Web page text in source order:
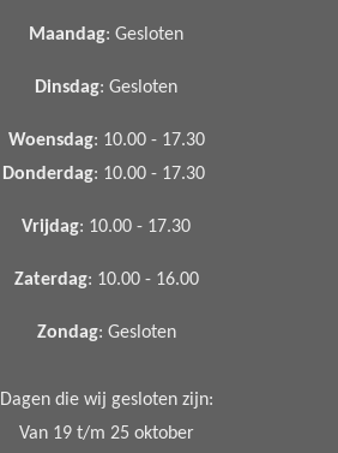
Maandag: Gesloten
Dinsdag: Gesloten
Woensdag: 10.00 - 17.30
Donderdag: 10.00 - 17.30
Vrijdag: 10.00 - 17.30
Zaterdag: 10.00 - 16.00
Zondag: Gesloten
Dagen die wij gesloten zijn:
Van 19 t/m 25 oktober